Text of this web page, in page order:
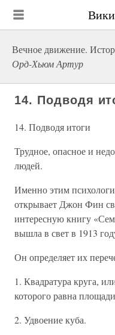
Вечное движение.
Орд-Хьюм Артур
14. Подводя
14. Подводя итоги
Трудное, опасное и
людей.
Именно этим
открывает Джон Фин
интересную книгу
вышла в свет в 1913
Он определяет их
1. Квадратура круга,
которого равна
2. Удвоение куба.